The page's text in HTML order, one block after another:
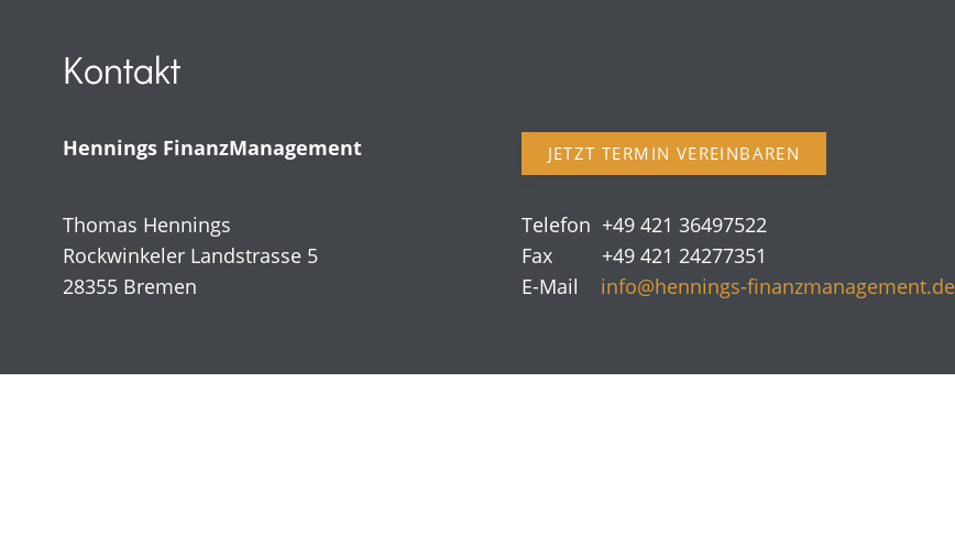
Kontakt
Hennings FinanzManagement JETZT TERMIN VEREINBAREN
Thomas Hennings
Rockwinkeler Landstrasse 5
28355 Bremen
Telefon +49 421 36497522
Fax +49 421 24277351
E-Mail info@hennings-finanzmanagement.de